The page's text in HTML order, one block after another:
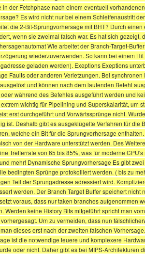
in der Fetchphase nach einem eventuell
Es wird nicht nur bei einem Schleifenaustritt
die 2-Bit-Sprungvorhersage mit BHT? Durch
wenn sie zweimal falsch war. Es hat sich
Wie arbeitet der Branch-Target-
wiederzuverwenden. So kann bei einem
geladen werden). Exeptions Exeptions
Faults oder anderen Verletzungen. Bei
und können nach dem laufenden Befehl
während des Befehles ausgeführt werden und
wichtig für Pipelining und Superskalarität, um
erst durchgeführt und Vorwärtssprünge nicht.
ist. Deshalb gibt es ausgeklügelte Verfahren für
welche ein Bit für die Sprungvorhersage
von der Hardware unterstützt werden. Des
Trefferrate von 65 bis 85%, was für moderne
mehr! Dynamische Sprungvorhersage Es gibt
bedingten Sprünge protokolliert werden. ( bis zu
Teil der Sprungadresse adressiert wird.
werden. Der Branch Target Buffer speichert
voraus, dass nur taken branches aufgenommen
Werden keine History Bits mitgeführt spricht man
Um zu vermeiden, dass nun
dieses erst nach der zweiten falschen
ist die notwendige teuere und komplexere
oder nicht. Daher gibt es bei MIPS-